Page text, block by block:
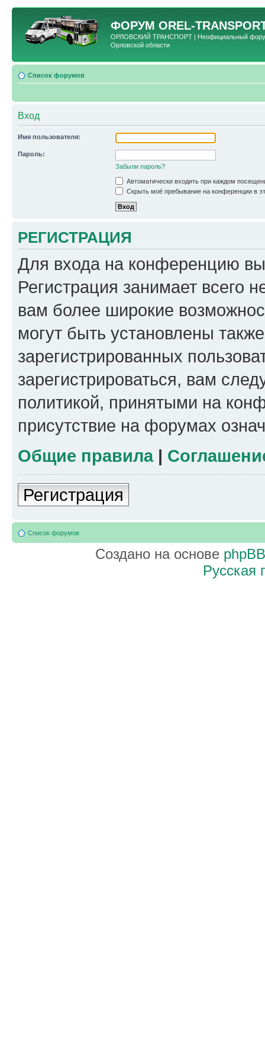
ФОРУМ OREL-
ОРЛОВСКИЙ ТРАНСПОРТ | Неофициальный форум
Орловской области
Список форумов
Вход
Имя пользователя:
Пароль:
Забыли пароль?
Автоматически входить при каждом
Скрыть моё пребывание на конференции в
РЕГИСТРАЦИЯ
Для входа на конференцию
Регистрация занимает всего
вам более широкие
могут быть установлены
зарегистрированных
зарегистрироваться, вам
политикой, принятыми на
присутствие на форумах
Общие правила|
Регистрация
Список форумов
Создано на основе phpBB
Русская